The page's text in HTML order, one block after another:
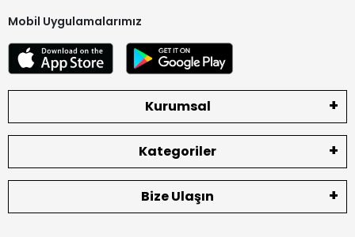
Mobil Uygulamalarımız
Kurumsal
Kategoriler
Bize Ulaşın